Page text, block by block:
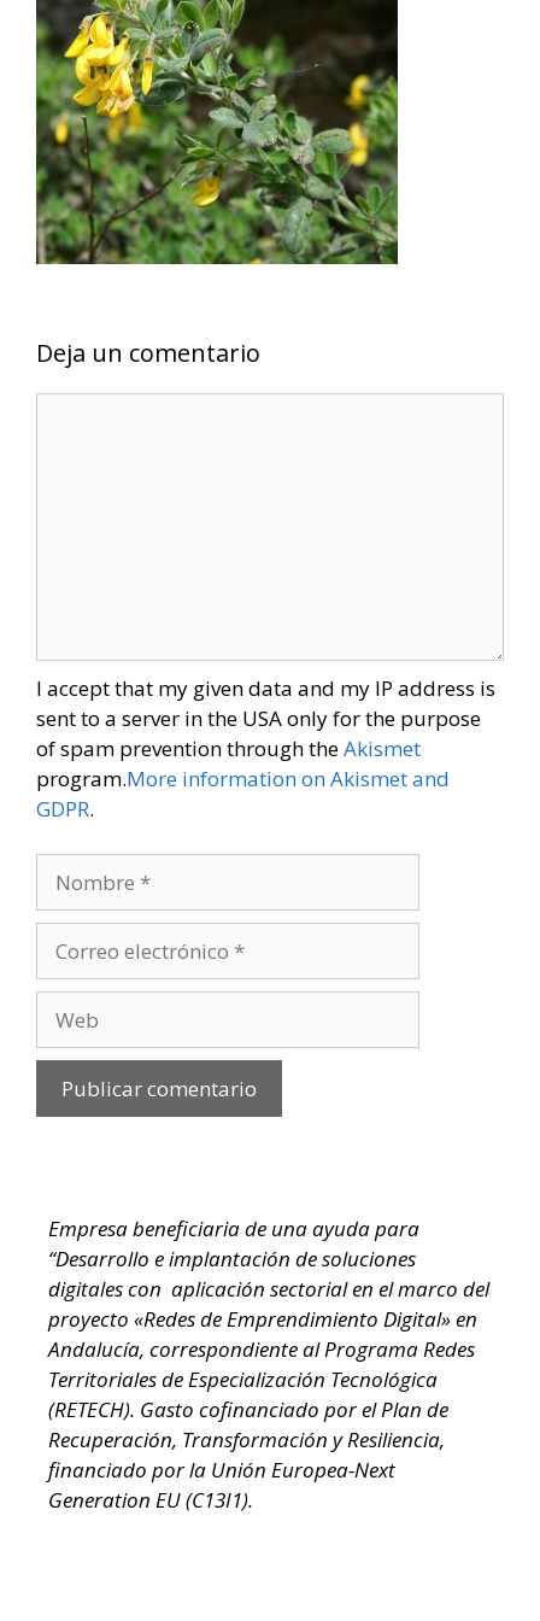
Deja un comentario
I accept that my given data and my IP address is
sent to a server in the USA only for the purpose
of spam prevention through theAkismet
program.More information on Akismet and
GDPR.
electrónico
Empresa beneficiaria de una ayuda para
“Desarrollo e implantación de soluciones
digitales con aplicación sectorial en el marco del
proyecto «Redes de Emprendimiento Digital» en
Andalucía, correspondiente al Programa Redes
Territoriales de Especialización Tecnológica
(RETECH). Gasto cofinanciado por el Plan de
Recuperación, Transformación y Resiliencia,
financiado por la Unión Europea-Next
Generation EU (C13I1).